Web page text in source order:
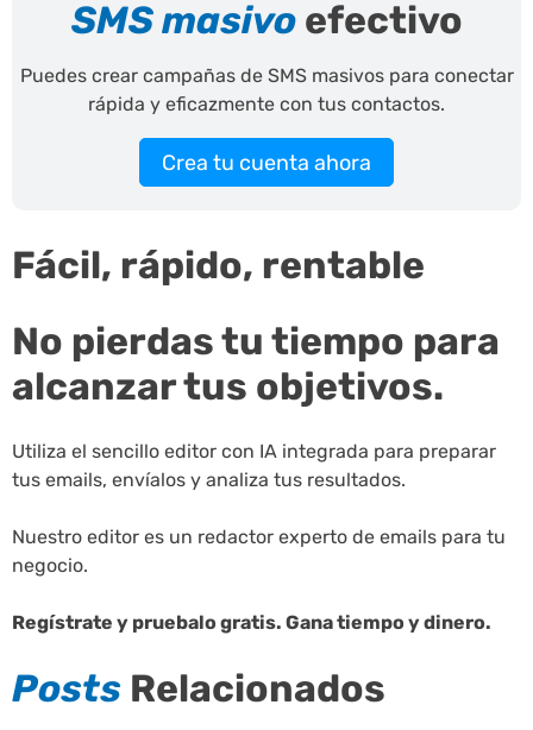
SMS masivoefectivo
Puedes crear campañas de SMS masivos para conectar
rápida y eficazmente con tus contactos.
Crea tu cuenta ahora
Fácil, rápido, rentable
No pierdas tu tiempo para
alcanzar tus objetivos.
Utiliza el sencillo editor con IA integrada para preparar
tus emails, envíalos y analiza tus resultados.
Nuestro editor es un redactor experto de emails para tu
negocio.
Regístrate y pruebalo gratis. Gana tiempo y dinero.
Posts Relacionados